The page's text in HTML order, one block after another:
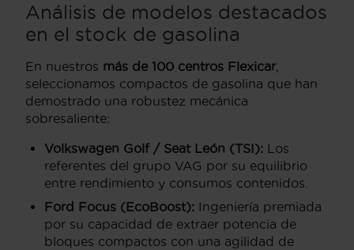
Análisis de modelos destacados
en el stock de gasolina
En nuestros más de 100 centros Flexicar,
seleccionamos compactos de gasolina que han
demostrado una robustez mecánica
sobresaliente:
Volkswagen Golf / Seat León (TSI): Los
referentes del grupo VAG por su equilibrio
entre rendimiento y consumos contenidos.
Ford Focus (EcoBoost): Ingeniería premiada
por su capacidad de extraer potencia de
bloques compactos con una agilidad de